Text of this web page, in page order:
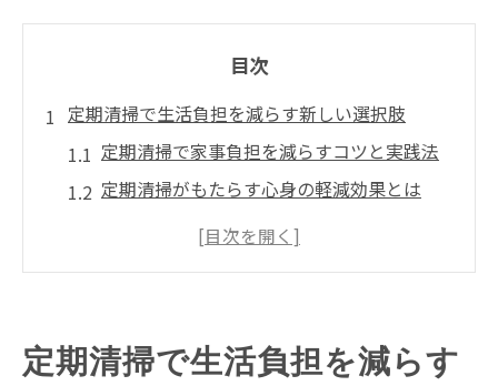
目次
定期清掃で生活負担を減らす新しい選択肢
定期清掃で家事負担を減らすコツと実践法
定期清掃がもたらす心身の軽減効果とは
定期清掃導入でストレス軽減を目指す理由
う
定期清掃で生活負担を減らす